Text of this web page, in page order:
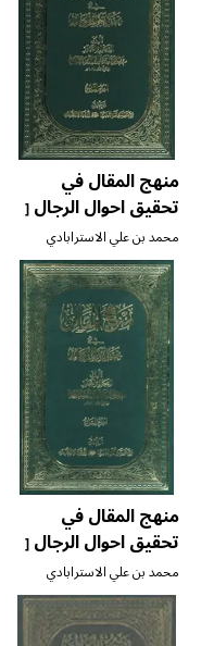
منهج المقال في
تحقيق احوال الرجال[
ج ٤ ]
محمد بن علي الاسترابادي
منهج المقال في
تحقيق احوال الرجال[
ج ٧ ]
محمد بن علي الاسترابادي